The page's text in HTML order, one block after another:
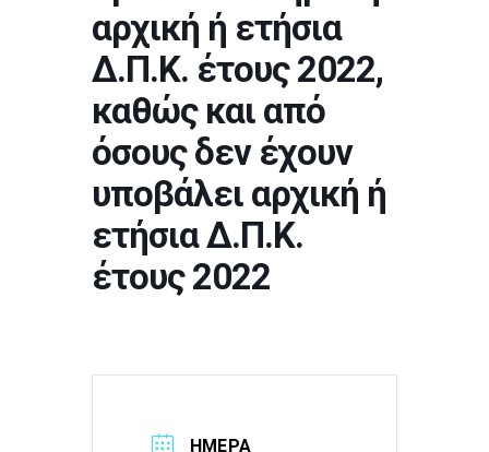
αρχική ή ετήσια
Δ.Π.Κ. έτους 2022,
καθώς και από
όσους δεν έχουν
υποβάλει αρχική ή
ετήσια Δ.Π.Κ.
έτους 2022
ΗΜΕΡΑ